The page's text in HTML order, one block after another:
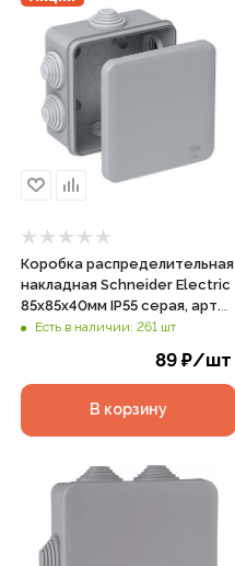
Коробка распределительная
накладная Schneider Electric
85х85х40мм IP55 серая, арт.
IMT35092
Есть в наличии: 261 шт
89₽/шт
В корзину